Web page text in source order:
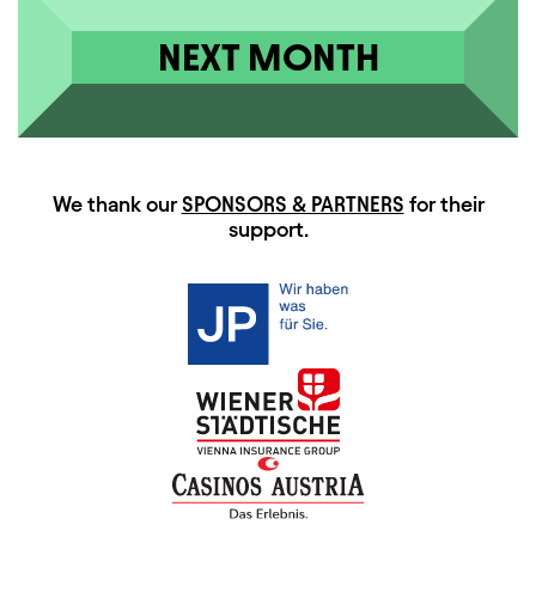
NEXT MONTH
HAUPTSPONSOREN
We thank ourSPONSORS & PARTNERS for their
support.